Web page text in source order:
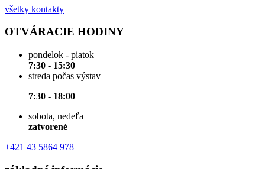
všetky kontakty
OTVÁRACIE HODINY
pondelok - piatok
7:30 - 15:30
streda počas výstav
7:30 - 18:00
sobota, nedeľa
zatvorené
+421 43 5864 978